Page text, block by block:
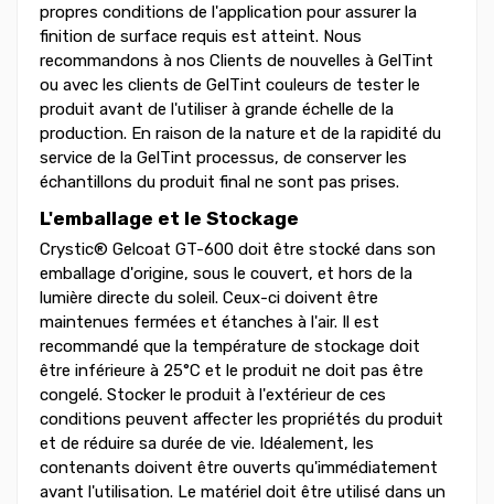
propres conditions de l'application pour assurer la
finition de surface requis est atteint. Nous
recommandons à nos Clients de nouvelles à GelTint
ou avec les clients de GelTint couleurs de tester le
produit avant de l'utiliser à grande échelle de la
production. En raison de la nature et de la rapidité du
service de la GelTint processus, de conserver les
échantillons du produit final ne sont pas prises.
L'emballage et le Stockage
Crystic® Gelcoat GT-600 doit être stocké dans son
emballage d'origine, sous le couvert, et hors de la
lumière directe du soleil. Ceux-ci doivent être
maintenues fermées et étanches à l'air. Il est
recommandé que la température de stockage doit
être inférieure à 25°C et le produit ne doit pas être
congelé. Stocker le produit à l'extérieur de ces
conditions peuvent affecter les propriétés du produit
et de réduire sa durée de vie. Idéalement, les
contenants doivent être ouverts qu'immédiatement
avant l'utilisation. Le matériel doit être utilisé dans un